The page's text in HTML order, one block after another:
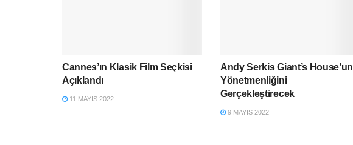
Cannes’ın Klasik Film Seçkisi
Açıklandı
11 MAYIS 2022
Andy Serkis Giant’s House’un
Yönetmenliğini
Gerçekleştirecek
9 MAYIS 2022